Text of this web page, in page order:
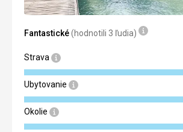
Google Translate
Fantastické(hodnotili 3 ľudia)
Strava
Ubytovanie
Okolie